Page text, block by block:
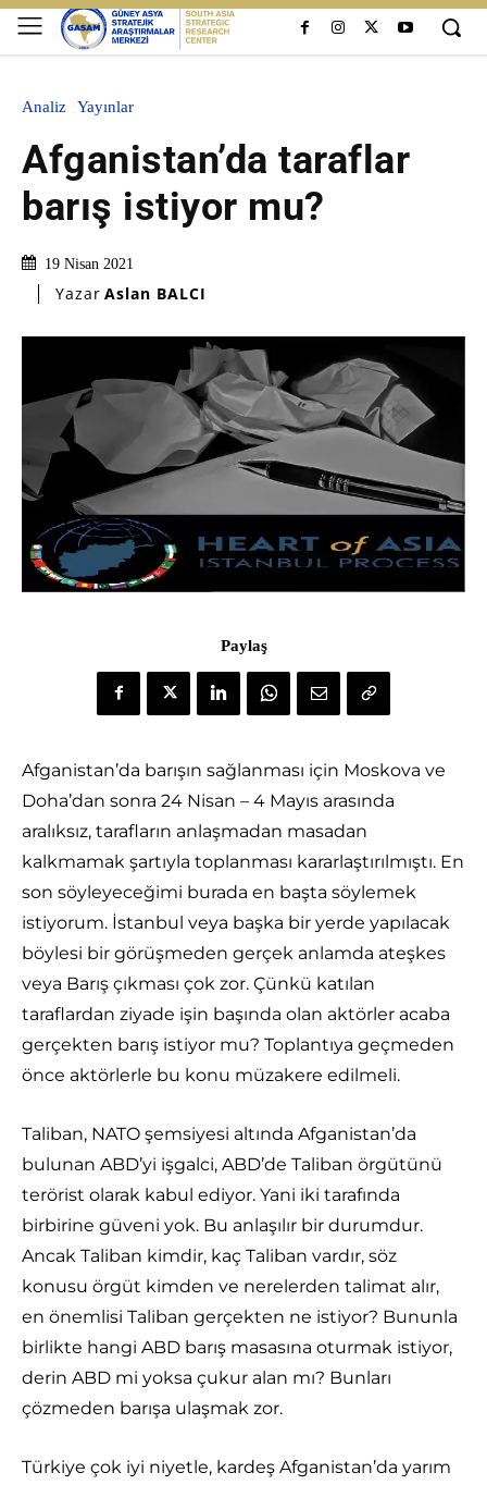
Analiz Yayınlar
Afganistan’da taraflar
barış istiyor mu?
19 Nisan 2021
Yazar Aslan BALCI
Paylaş
Afganistan’da barışın sağlanması için Moskova ve
Doha’dan sonra 24 Nisan – 4 Mayıs arasında
aralıksız, tarafların anlaşmadan masadan
kalkmamak şartıyla toplanması kararlaştırılmıştı. En
son söyleyeceğimi burada en başta söylemek
istiyorum. İstanbul veya başka bir yerde yapılacak
böylesi bir görüşmeden gerçek anlamda ateşkes
veya Barış çıkması çok zor. Çünkü katılan
taraflardan ziyade işin başında olan aktörler acaba
gerçekten barış istiyor mu? Toplantıya geçmeden
önce aktörlerle bu konu müzakere edilmeli.
Taliban, NATO şemsiyesi altında Afganistan’da
bulunan ABD’yi işgalci, ABD’de Taliban örgütünü
terörist olarak kabul ediyor. Yani iki tarafında
birbirine güveni yok. Bu anlaşılır bir durumdur.
Ancak Taliban kimdir, kaç Taliban vardır, söz
konusu örgüt kimden ve nerelerden talimat alır,
en önemlisi Taliban gerçekten ne istiyor? Bununla
birlikte hangi ABD barış masasına oturmak istiyor,
derin ABD mi yoksa çukur alan mı? Bunları
çözmeden barışa ulaşmak zor.
Türkiye çok iyi niyetle, kardeş Afganistan’da yarım